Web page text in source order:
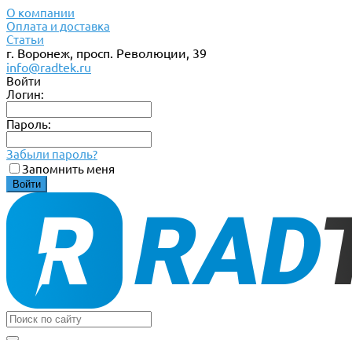
О компании
Оплата и доставка
Статьи
г. Воронеж, просп. Революции, 39
info@radtek.ru
Войти
Логин:
Пароль:
Забыли пароль?
Запомнить меня